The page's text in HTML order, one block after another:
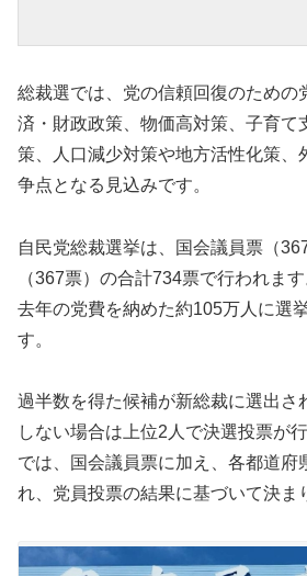
総裁選では、党の信頼回復のための
済・財政政策、物価高対策、子育て
策、人口減少対策や地方活性化策、
争点となる見込みです。
自民党総裁選挙は、国会議員票（
（367票）の合計734票で行われま
去年の党費を納めた約105万人に選
す。
過半数を得た候補が新総裁に選出さ
しない場合は上位2人で決選投票が
では、国会議員票に加え、各都道府
れ、党員投票の結果に基づいて決ま